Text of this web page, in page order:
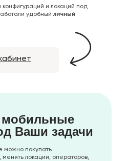
конфигураций и локаций под
удобный личный
мобильные
Ваши задачи
можно покупать
менять локации, операторов,